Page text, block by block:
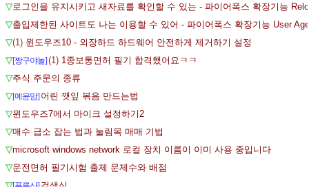
▽로그인을 유지시키고 새자료를 확인할 수 있는 - 파이어폭스 확장기능
▽출입제한된 사이트도 나는 이용할 수 있어 - 파이어폭스 확장기능 User
▽(1) 윈도우즈10 - 외장하드 하드웨어 안전하게 제거하기 설정
▽[짱구야놀](1) 1종보통면허 필기 합격했어요ㅋㅋ
▽주식 주문의 종류
▽[예윤맘] 어린 깻잎 볶음 만드는법
▽윈도우즈7에서 마이크 설정하기2
▽매수 급소 잡는 법과 눌림목 매매 기법
▽microsoft windows network 로컬 장치 이름이 이미 사용 중입니다
▽운전면허 필기시험 출제 문제수와 배점